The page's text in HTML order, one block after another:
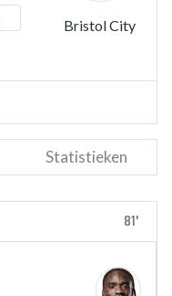
Bristol City
Statistieken
81'